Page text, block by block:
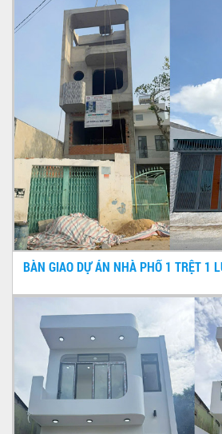
BÀN GIAO DỰ ÁN NHÀ PHỐ 1 TRỆT 1